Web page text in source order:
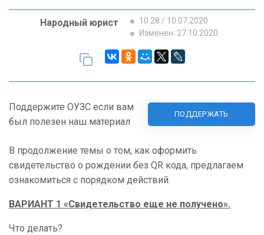
Народный юрист
10:28 / 10.07.2020
Изменен: 27.10.2020
Поддержите ОУЗС если вам
был полезен наш материал
ПОДДЕРЖАТЬ
В продолжение темы о том, как оформить
свидетельство о рождении без QR кода, предлагаем
ознакомиться с порядком действий.
ВАРИАНТ 1 «Свидетельство еще не получено».
Что делать?